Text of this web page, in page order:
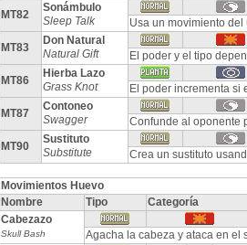
MT82
Sonámbulo
Sleep Talk
Usa un movimiento
MT83
Don Natural
Natural Gift
El poder y el tipo
MT86
Hierba Lazo
Grass Knot
El poder incrementa si
MT87
Contoneo
Swagger
Confunde al oponente
MT90
Sustituto
Substitute
Crea un sustituto
Movimientos Huevo
Nombre
Tipo
Categoría
Cabezazo
Skull Bash
Agacha la cabeza y ataca en el